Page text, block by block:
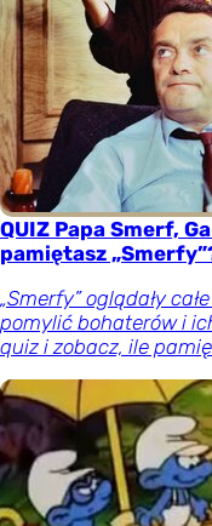
QUIZ Papa Smerf,
pamiętasz
„Smerfy” oglądały
pomylić bohaterów i
quiz i zobacz, ile